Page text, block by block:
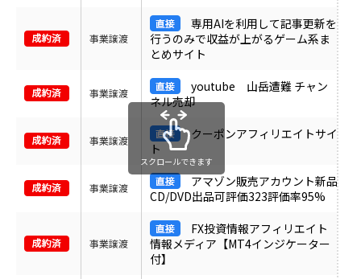
事業譲渡
専用AIを利用して記事更新を
行うのみで収益が上がるゲーム系ま
とめサイト
事業譲渡
youtube 山岳遭難 チャン
ネル売却
事業譲渡
クーポンアフィリエイトサイ
ト
事業譲渡
アマゾン販売アカウント新品
CD/DVD出品可評価323評価率95%
事業譲渡
FX投資情報アフィリエイト
情報メディア【MT4インジケーター
付】
スクロールできます